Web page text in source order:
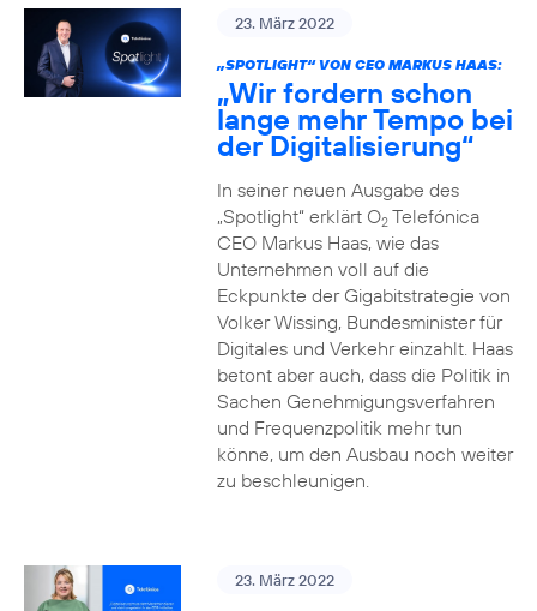
23. März 2022
„SPOTLIGHT“ VON CEO MARKUS HAAS:
„Wir fordern schon
lange mehr Tempo bei
der Digitalisierung“
In seiner neuen Ausgabe des
„Spotlight“ erklärt O2Telefónica
CEO Markus Haas, wie das
Unternehmen voll auf die
Eckpunkte der Gigabitstrategie von
Volker Wissing, Bundesminister für
Digitales und Verkehr einzahlt. Haas
betont aber auch, dass die Politik in
Sachen Genehmigungsverfahren
und Frequenzpolitik mehr tun
könne, um den Ausbau noch weiter
zu beschleunigen.
23. März 2022